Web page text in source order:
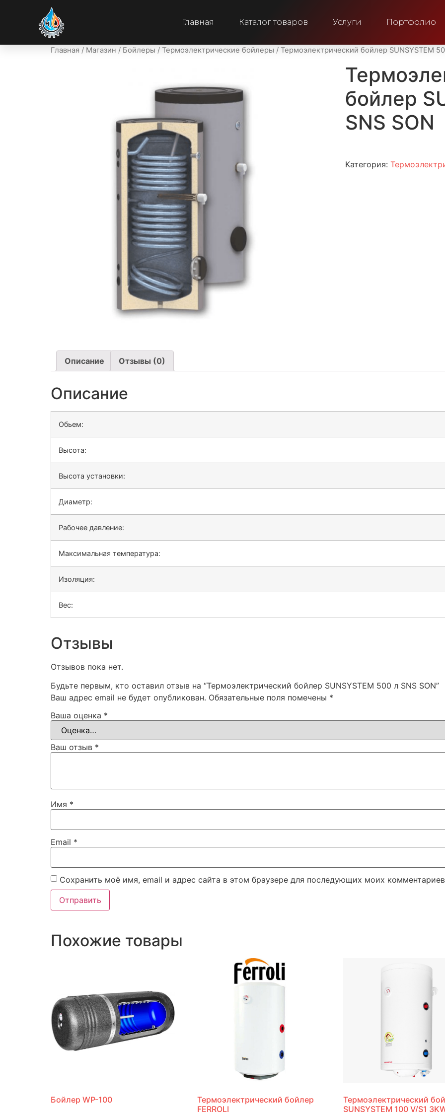
Главная Каталог товаров Услуги Портфолио
Главная / Магазин / Бойлеры / Термоэлектрические бойлеры / Термоэлектрический бойлер SUNSYSTEM
бойлер
SNS SON
Категория:
Описание Отзывы (0)
Описание
Обьем:
Высота:
Высота установки:
Диаметр:
Рабочее давление:
Максимальная температура:
Изоляция:
Вес:
Отзывы
Отзывов пока нет.
Будьте первым, кто оставил отзыв на “Термоэлектрический бойлер SUNSYSTEM 500 л SNS SON”
Ваш адрес email не будет опубликован. Обязательные поля помечены *
Ваша оценка *
Ваш отзыв *
Имя *
Email *
Сохранить моё имя, email и адрес сайта в этом браузере для последующих моих
Похожие товары
Бойлер WP-100
Термоэлектрический бойлер
FERROLI
Термоэлектрический
SUNSYSTEM 100 V/S1